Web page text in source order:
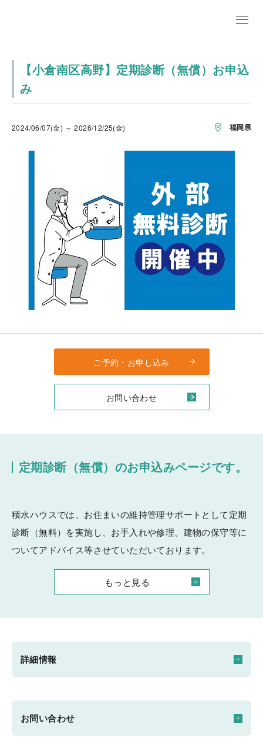
【小倉南区高野】定期診断（無償）お申込
み
2024/06/07(金) ～ 2026/12/25(金) 福岡県
ご予約・お申し込み
お問い合わせ
定期診断（無償）のお申込みページです。
もっと見る
積水ハウスでは、お住まいの維持管理サポートとして定期
診断（無料）を実施し、お手入れや修理、建物の保守等に
ついてアドバイス等させていただいております。
是非この機会に診断をお受けいただき、今後のより良い暮
らしのお手伝いができればと考えております。
【対象】築18年以上
【診断項目】
１.外装材（屋根・外壁・雨樋他）
その他、お住まいのことでお知りになりたい事がございま
詳細情報
開催日時
お問い合わせ